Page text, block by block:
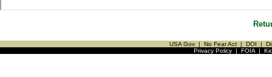
USA Gov | No Fear Act | DOI |
Privacy Policy| FOIA|